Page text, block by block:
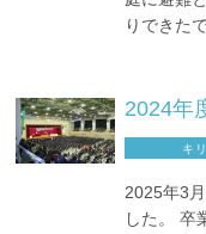
りできた
2024年
キ
2025年3
した。 卒